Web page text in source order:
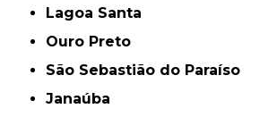
Lagoa Santa
Ouro Preto
São Sebastião do Paraíso
Janaúba